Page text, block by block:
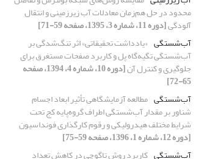
محدود در حل هم‌زمان معادلات آب زیرزمینی و انتقال
آلودگی[دوره 11، شماره 3، 1395، صفحه 59-71]
آب‌شستگی «یادداشت تحقیقاتی» اثر تنگ‌شدگی بر
آب‌شستگی تگیه‌گاه پل و کاربرد صفحات مستغرق برای
جلوگیری و کنترل آن [دوره 10، شماره 4، 1394، صفحه
65-72]
آب‌شستگی مطالعه آزمایشگاهی تأثیر ابعاد اجسام
شناور بر مقدار آب‌شستگی اطراف گروه‌پایه کج تحت
شرایط مختلف هیدرولیکی و رقوم کارگذاری فونداسیون
[دوره 12، شماره 1، 1396، صفحه 59-75]
آب‌شستگی کاربرد روش تاگوچی در کاهش تعداد